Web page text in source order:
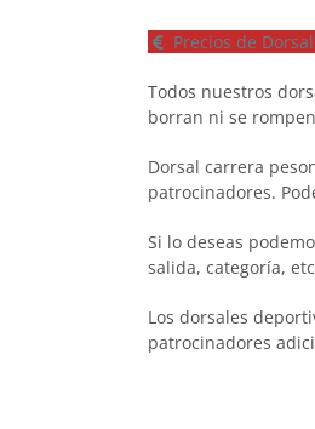
Precios de
Todos nuestros
borran ni se
Dorsal carrera
patrocinadores.
Si lo deseas
salida, categoría,
Los dorsales
patrocinadores